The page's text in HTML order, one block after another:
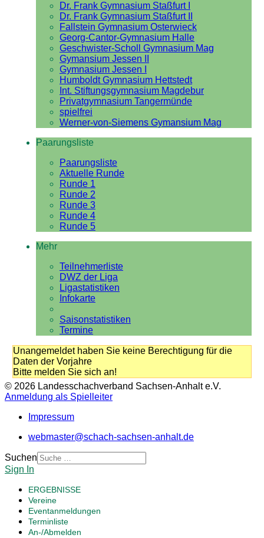
Dr. Frank Gymnasium Staßfurt I
Dr. Frank Gymnasium Staßfurt II
Fallstein Gymnasium Osterwieck
Georg-Cantor-Gymnasium Halle
Geschwister-Scholl Gymnasium Mag
Gymansium Jessen II
Gymnasium Jessen I
Humboldt Gymnasium Hettstedt
Int. Stiftungsgymnasium Magdebur
Privatgymnasium Tangermünde
spielfrei
Werner-von-Siemens Gymansium Mag
Paarungsliste
Paarungsliste
Aktuelle Runde
Runde 1
Runde 2
Runde 3
Runde 4
Runde 5
Mehr
Teilnehmerliste
DWZ der Liga
Ligastatistiken
Infokarte
Saisonstatistiken
Termine
Unangemeldet haben Sie keine Berechtigung für die
Daten der Vorjahre
Bitte melden Sie sich an!
© 2026 Landesschachverband Sachsen-Anhalt e.V.
Anmeldung als Spielleiter
Impressum
webmaster@schach-sachsen-anhalt.de
Suchen
Sign In
ERGEBNISSE
Vereine
Eventanmeldungen
Terminliste
An-/Abmelden